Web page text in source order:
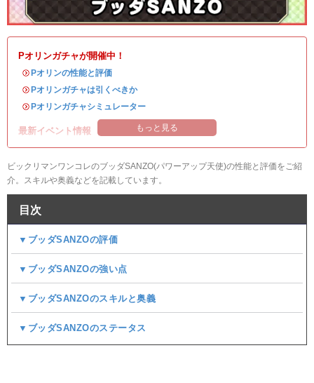
Pオリンガチャが開催中！
・Pオリンの性能と評価
・Pオリンガチャは引くべきか
・Pオリンガチャシミュレーター
最新イベント情報 もっと見る
ビックリマンワンコレのブッダSANZO(パワーアップ天使)の性能と評価をご紹
介。スキルや奥義などを記載しています。
目次
▼ブッダSANZOの評価
▼ブッダSANZOの強い点
▼ブッダSANZOのスキルと奥義
▼ブッダSANZOのステータス